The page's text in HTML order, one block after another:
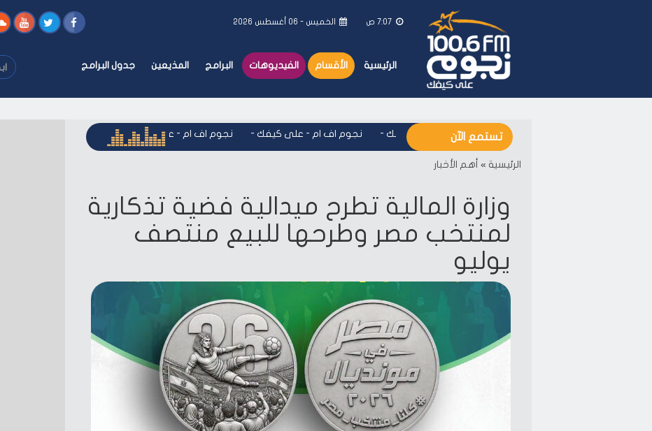
7:07 ص الخميس - ٠٦ أغسطس ٢٠٢٦
الرئيسية الأقسام الفيديوهات البرامج المذيعين جدول البرامج
ابحث
فى
تستمع الآن - نجوم اف ام - على كيفك - نجوم اف ام - على كيفك - نجوم اف ام - على كيفك نجوم اف ام - على كيفك
الرئيسية » أهم الأخبار
وزارة المالية تطرح ميدالية فضية تذكارية
لمنتخب مصر وطرحها للبيع منتصف
يوليو